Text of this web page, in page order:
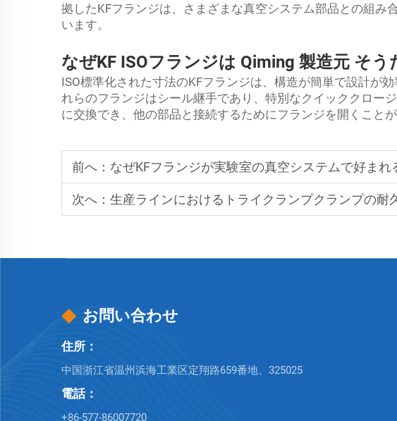
拠したKFフランジは、さまざまな真空システム部品との組み
います。
なぜKF ISOフランジは Qiming 製造元 そう
ISO標準化された寸法のKFフランジは、構造が簡単で設計が
れらのフランジはシール継手であり、特別なクイッククロー
に交換でき、他の部品と接続するためにフランジを開くことが
前へ： なぜKFフランジが実験室の真空システムで好まれ
次へ： 生産ラインにおけるトライクランプクランプの耐
お問い合わせ
住所：
中国浙江省温州浜海工業区定翔路659番地、325025
電話：
+86-577-86007720